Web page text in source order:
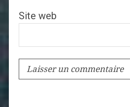
Site web